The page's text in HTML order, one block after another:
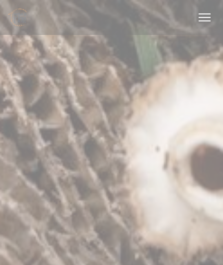
Personalización de sus opciones de cookies